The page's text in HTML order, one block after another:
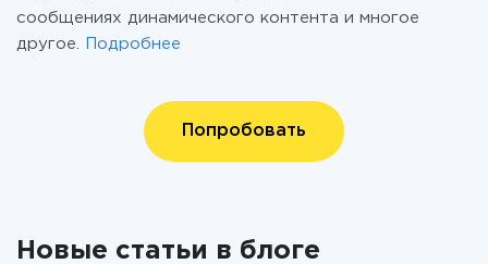
сообщениях динамического контента и многое
другое.
Подробнее
Попробовать
Новые статьи в блоге